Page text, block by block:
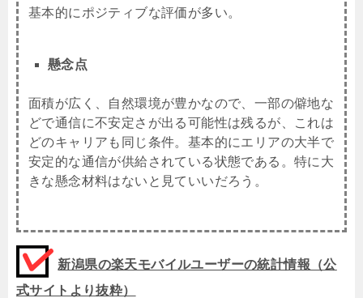
基本的にポジティブな評価が多い。
懸念点
面積が広く、自然環境が豊かなので、一部の僻地な
どで通信に不安定さが出る可能性は残るが、これは
どのキャリアも同じ条件。基本的にエリアの大半で
安定的な通信が供給されている状態である。特に大
きな懸念材料はないと見ていいだろう。
新潟県の楽天モバイルユーザーの統計情報（公
式サイトより抜粋）